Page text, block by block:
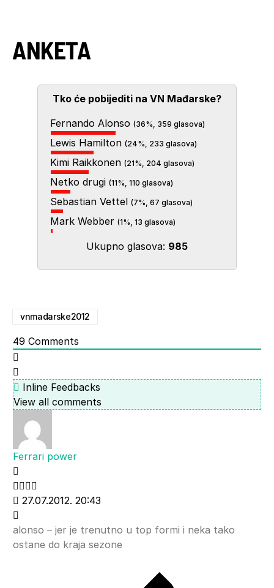
ANKETA
Tko će pobijediti na VN Mađarske?
Fernando Alonso (36%, 359 glasova)
Lewis Hamilton (24%, 233 glasova)
Kimi Raikkonen (21%, 204 glasova)
Netko drugi (11%, 110 glasova)
Sebastian Vettel (7%, 67 glasova)
Mark Webber (1%, 13 glasova)
Ukupno glasova: 985
vnmadarske2012
49 Comments
Inline Feedbacks
View all comments
Ferrari power
27.07.2012. 20:43
alonso – jer je trenutno u top formi i neka tako
ostane do kraja sezone